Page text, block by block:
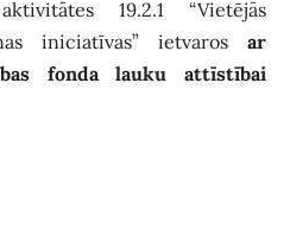
19.2.1 “Vietējās
iniciatīvas” ietvaros ar
fonda lauku attīstībai